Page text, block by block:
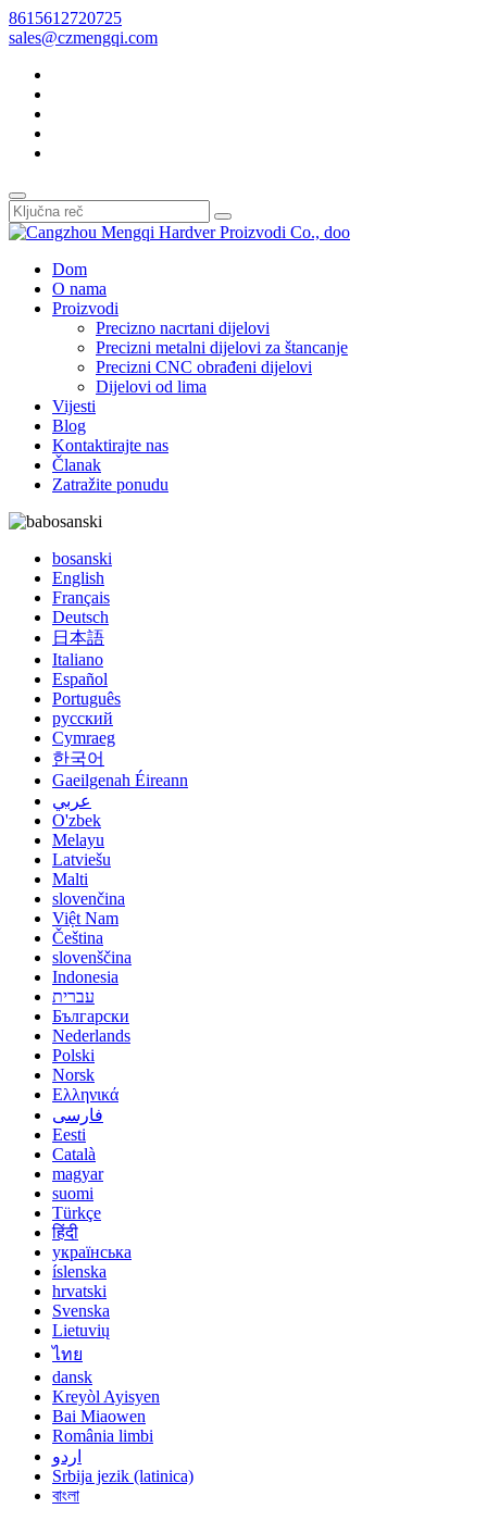
8615612720725
sales@czmengqi.com
Dom
O nama
Proizvodi
Precizno nacrtani dijelovi
Precizni metalni dijelovi za štancanje
Precizni CNC obrađeni dijelovi
Dijelovi od lima
Vijesti
Blog
Kontaktirajte nas
Članak
Zatražite ponudu
bosanski
bosanski
English
Français
Deutsch
日本語
Italiano
Español
Português
русский
Cymraeg
한국어
Gaeilgenah Éireann
عربي
O'zbek
Melayu
Latviešu
Malti
slovenčina
Việt Nam
Čeština
slovenščina
Indonesia
עברית
Български
Nederlands
Polski
Norsk
Ελληνικά
فارسی
Eesti
Català
magyar
suomi
Türkçe
हिंदी
українська
íslenska
hrvatski
Svenska
Lietuvių
ไทย
dansk
Kreyòl Ayisyen
Bai Miaowen
România limbi
اردو
Srbija jezik (latinica)
বাংলা